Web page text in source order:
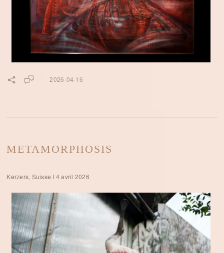
2026-04-16
METAMORPHOSIS
Kerzers, Suisse I 4 avril 2026